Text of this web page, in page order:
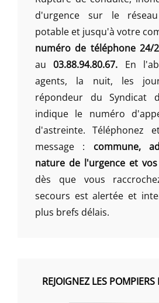
d'urgence sur le
potable et jusqu'à votre
numéro de téléphone 24/
au03.88.94.80.67. En
agents, la nuit, les
répondeur du Syndicat
indique le numéro
d'astreinte. Téléphonez
message : commune,
nature de l'urgence et
dès que vous
secours est alertée et
plus brefs délais.
REJOIGNEZ LES